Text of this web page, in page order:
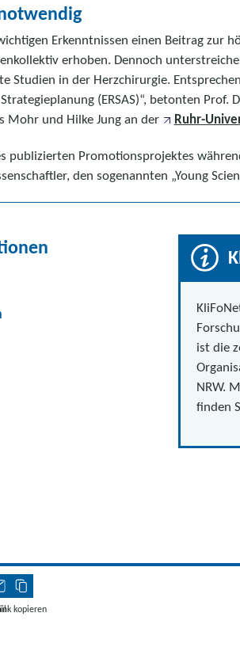
Erkenntnissen einen Beitrag zur
erhoben. Dennoch
Studien in der Herzchirurgie.
(ERSAS)“, betonten
Mohr und Hilke Jung an der
Ruhr-
publizierten Promotionsprojektes
den sogenannten „Young
ist die
NRW.
finden
kopieren